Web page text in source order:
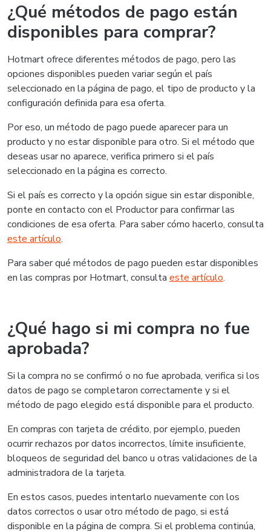
¿Qué métodos de pago están
disponibles para comprar?
Hotmart ofrece diferentes métodos de pago, pero las
opciones disponibles pueden variar según el país
seleccionado en la página de pago, el tipo de producto y la
configuración definida para esa oferta.
Por eso, un método de pago puede aparecer para un
producto y no estar disponible para otro. Si el método que
deseas usar no aparece, verifica primero si el país
seleccionado en la página es correcto.
Si el país es correcto y la opción sigue sin estar disponible,
ponte en contacto con el Productor para confirmar las
condiciones de esa oferta. Para saber cómo hacerlo, consulta
este artículo.
Para saber qué métodos de pago pueden estar disponibles
en las compras por Hotmart, consulta este artículo.
¿Qué hago si mi compra no fue
aprobada?
Si la compra no se confirmó o no fue aprobada, verifica si los
datos de pago se completaron correctamente y si el
método de pago elegido está disponible para el producto.
En compras con tarjeta de crédito, por ejemplo, pueden
ocurrir rechazos por datos incorrectos, límite insuficiente,
bloqueos de seguridad del banco u otras validaciones de la
administradora de la tarjeta.
En estos casos, puedes intentarlo nuevamente con los
datos correctos o usar otro método de pago, si está
disponible en la página de compra. Si el problema continúa,